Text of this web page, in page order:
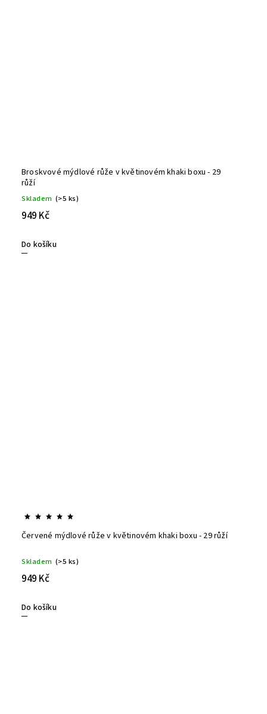
Broskvové mýdlové růže v květinovém khaki boxu - 29
růží
Skladem (>5 ks)
949 Kč
Do košíku
Červené mýdlové růže v květinovém khaki boxu - 29 růží
Skladem (>5 ks)
949 Kč
Do košíku